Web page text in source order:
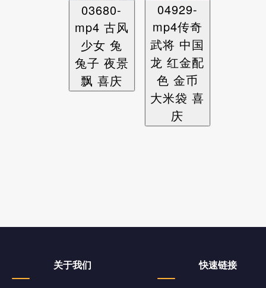
03680-
mp4 古风
少女 兔
兔子 夜景
飘 喜庆
04929-
mp4传奇
武将 中国
龙 红金配
色 金币
大米袋 喜
庆
关于我们 快速链接